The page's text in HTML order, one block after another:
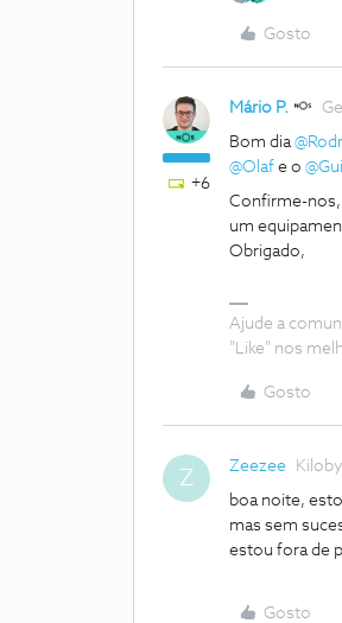
Gosto
+6
Mário P.
Bom dia
@Olaf e o
Confirme-nos,
um
Obrigado,
Ajude a
"Like" nos
Gosto
Z Zeezee
boa noite,
mas sem
estou fora de
Gosto